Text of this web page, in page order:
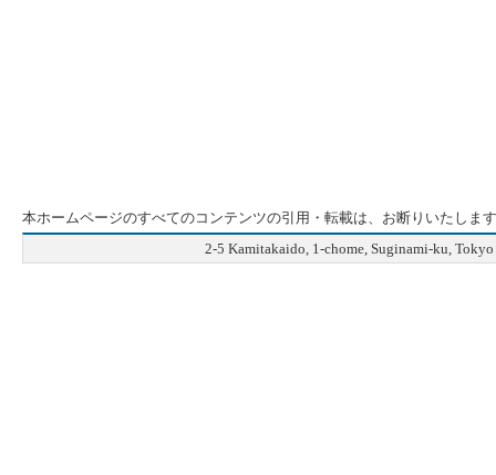
本ホームページのすべてのコンテンツの引用・転載は、お断りいたします
2-5 Kamitakaido, 1-chome, Suginami-ku,